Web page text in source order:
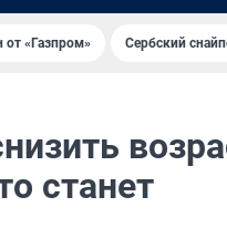
от «Газпром» Сербский
станет